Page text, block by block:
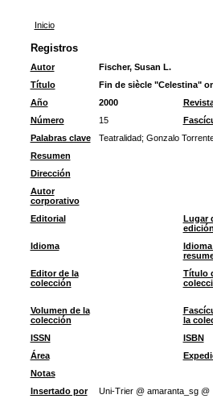
Inicio
Registros
Autor
Fischer, Susan L.
Título
Fin de siècle "Celestina"
Año
2000
Número
15
Palabras clave
Teatralidad; Gonzalo
Resumen
Dirección
Autor
corporativo
Editorial
Lugar
edición
Idioma
Editor de la
colección
Título
Volumen de la
colección
la
ISSN
ISBN
Área
Notas
Insertado por
Uni-Trier @ amaranta_sg @